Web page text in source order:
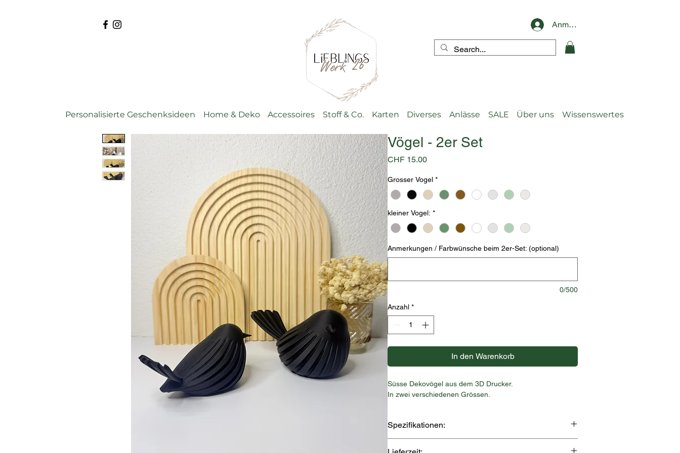
Anmelden
Personalisierte Geschenksideen Home & Deko Accessoires Stoff & Co. Karten Diverses Anlässe SALE Über uns Wissenswertes
Vögel - 2er Set
CHF 15.00Preis
Grosser Vogel *
kleiner Vogel: *
Anmerkungen / Farbwünsche beim 2er-Set: (optional)
0/500
Anzahl *
In den Warenkorb
Süsse Dekovögel aus dem 3D Drucker.
In zwei verschiedenen Grössen.
Spezifikationen: